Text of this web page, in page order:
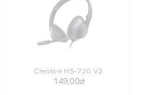
Creative HS-720 V2
149,00zł